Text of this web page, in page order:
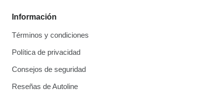
Información
Términos y condiciones
Política de privacidad
Consejos de seguridad
Reseñas de Autoline